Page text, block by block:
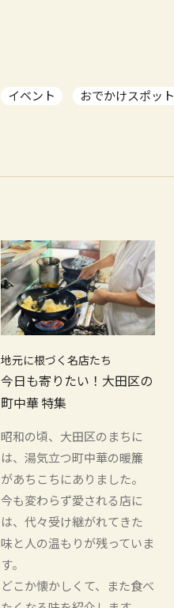
イベント おでかけスポット
地元に根づく名店たち
今日も寄りたい！大田区の
町中華 特集
昭和の頃、大田区のまちに
は、湯気立つ町中華の暖簾
があちこちにありました。
今も変わらず愛される店に
は、代々受け継がれてきた
味と人の温もりが残っていま
す。
どこか懐かしくて、また食べ